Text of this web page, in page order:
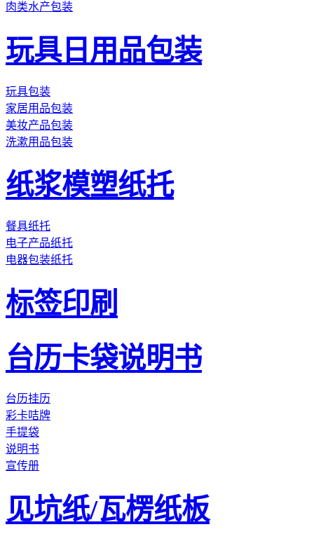
肉类水产包装
玩具日用品包装
玩具包装
家居用品包装
美妆产品包装
洗漱用品包装
纸浆模塑纸托
餐具纸托
电子产品纸托
电器包装纸托
标签印刷
台历卡袋说明书
台历挂历
彩卡咭牌
手提袋
说明书
宣传册
见坑纸/瓦楞纸板